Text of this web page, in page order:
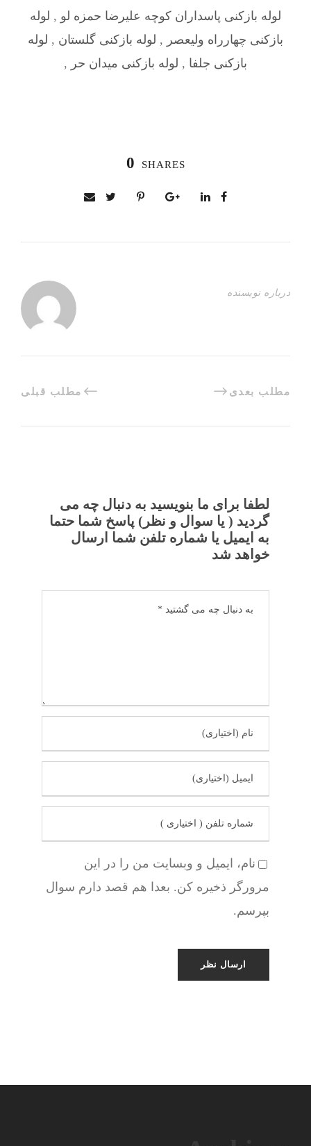
لوله بازکنی پاسداران کوچه علیرضا حمزه لو , لوله
بازکنی چهارراه ولیعصر , لوله بازکنی گلستان , لوله
بازکنی جلفا , لوله بازکنی میدان حر ,
0 SHARES
درباره نویسنده
مطلب قبلی مطلب بعدی
لطفا برای ما بنویسید به دنبال چه می
گردید ( یا سوال و نظر) پاسخ شما حتما
به ایمیل یا شماره تلفن شما ارسال
خواهد شد
نام، ایمیل و وبسایت من را در این
مرورگر ذخیره کن. بعدا هم قصد دارم سوال
بپرسم.